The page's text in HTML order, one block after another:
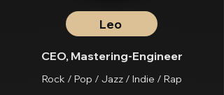
Leo
CEO, Mastering-Engineer
Rock / Pop / Jazz / Indie / Rap